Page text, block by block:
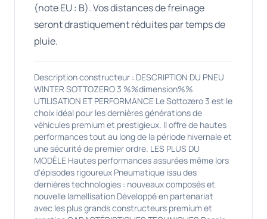
(note EU : B). Vos distances de freinage
seront drastiquement réduites par temps de
pluie.
Description constructeur : DESCRIPTION DU PNEU
WINTER SOTTOZERO 3 %%dimension%%
UTILISATION ET PERFORMANCE Le Sottozero 3 est le
choix idéal pour les dernières générations de
véhicules premium et prestigieux. Il offre de hautes
performances tout au long de la période hivernale et
une sécurité de premier ordre. LES PLUS DU
MODÈLE Hautes performances assurées même lors
d'épisodes rigoureux Pneumatique issu des
dernières technologies : nouveaux composés et
nouvelle lamellisation Développé en partenariat
avec les plus grands constructeurs premium et